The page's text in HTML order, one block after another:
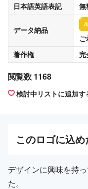
日本語英語表記
無
データ納品
著作権
閲覧数 1168
検討中リストに追加す
このロゴに込
デザインに興味を持
た。